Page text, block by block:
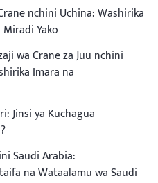
nchini Uchina: Washirika
Yako
wa Crane za Juu nchini
Imara na
Jinsi ya Kuchagua
Saudi Arabia:
na Wataalamu wa Saudi